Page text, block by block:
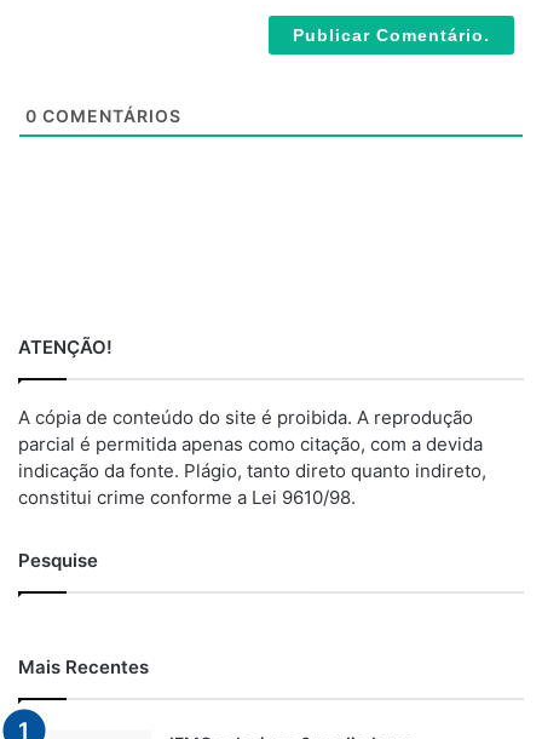
0 COMENTÁRIOS
ATENÇÃO!
A cópia de conteúdo do site é proibida. A reprodução
parcial é permitida apenas como citação, com a devida
indicação da fonte. Plágio, tanto direto quanto indireto,
constitui crime conforme a Lei 9610/98.
Pesquise
Mais Recentes